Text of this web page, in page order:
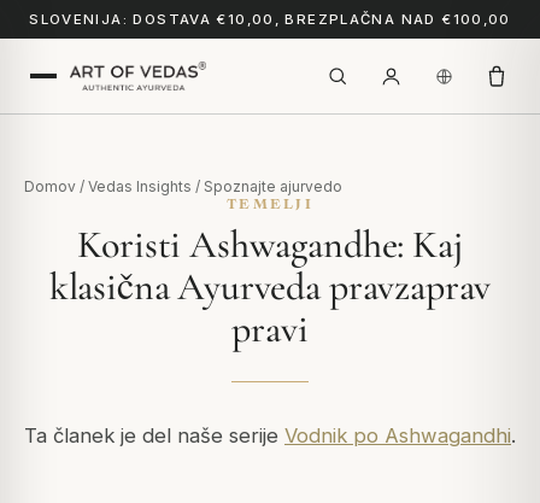
SLOVENIJA: DOSTAVA €10,00, BREZPLAČNA NAD €100,00
Domov / Vedas Insights / Spoznajte ajurvedo
TEMELJI
Koristi Ashwagandhe: Kaj
klasična Ayurveda pravzaprav
pravi
Ta članek je del naše serije Vodnik po Ashwagandhi.